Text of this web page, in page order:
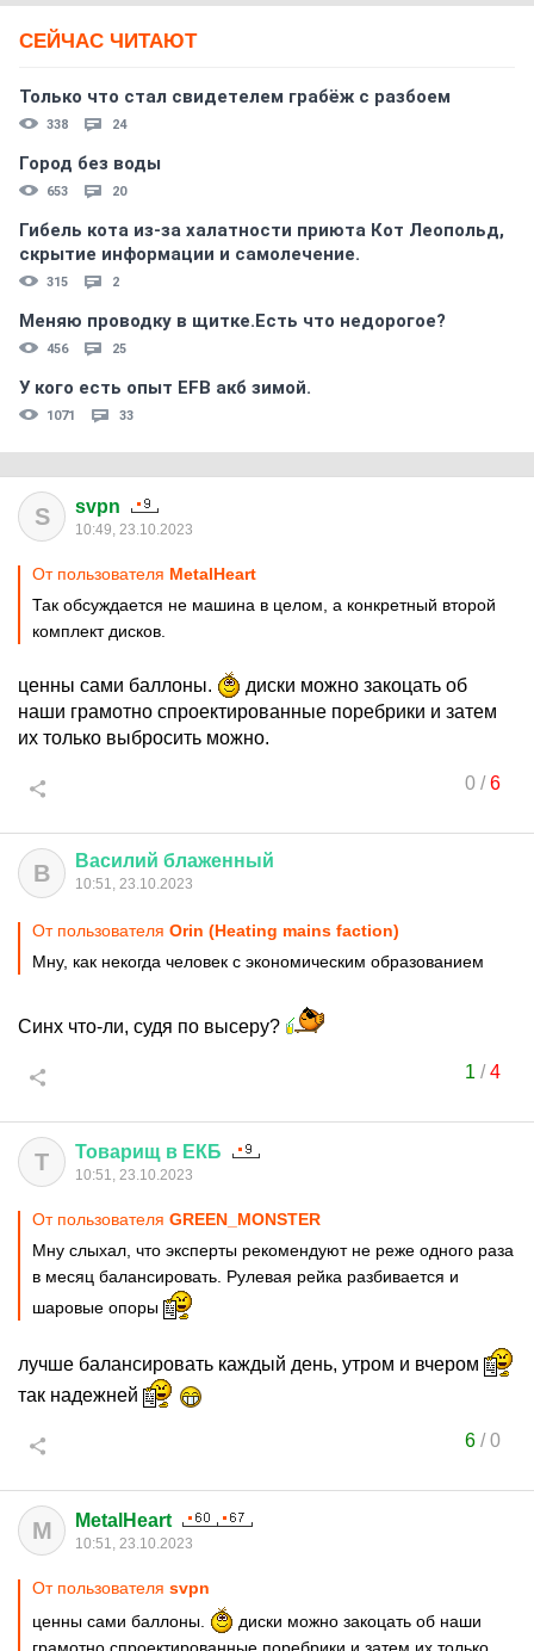
СЕЙЧАС ЧИТАЮТ
Только что стал свидетелем грабёж с разбоем
338 24
Город без воды
653 20
Гибель кота из-за халатности приюта Кот Леопольд,
скрытиe информации и самолечение.
315 2
Меняю проводку в щитке.Есть что недорогое?
456 25
У кого есть опыт EFB акб зимой.
1071 33
S svpn
10:49, 23.10.2023
От пользователя MetalHeart
Так обсуждается не машина в целом, а конкретный второй
комплект дисков.
ценны сами баллоны.
диски можно закоцать об
наши грамотно спроектированные поребрики и затем
их только выбросить можно.
0/6
В Василий блаженный
10:51, 23.10.2023
От пользователя Orin (Heating mains faction)
Мну, как некогда человек с экономическим образованием
Синх что-ли, судя по высеру?
1 /4
Т Товарищ в ЕКБ
10:51, 23.10.2023
От пользователя GREEN_MONSTER
Мну слыхал, что эксперты рекомендуют не реже одного раза
в месяц балансировать. Рулевая рейка разбивается и
шаровые опоры
лучше балансировать каждый день, утром и вчером
так надежней
6/0
M MetalHeart
10:51, 23.10.2023
От пользователя svpn
ценны сами баллоны.
диски можно закоцать об наши